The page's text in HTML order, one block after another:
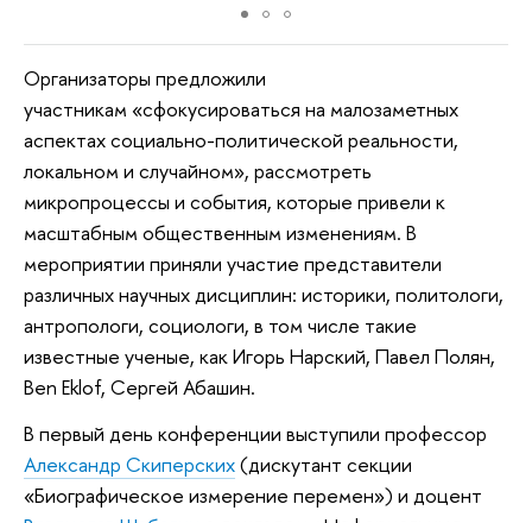
Организаторы предложили
участникам «сфокусироваться на малозаметных
аспектах социально-политической реальности,
локальном и случайном», рассмотреть
микропроцессы и события, которые привели к
масштабным общественным изменениям. В
мероприятии приняли участие представители
различных научных дисциплин: историки, политологи,
антропологи, социологи, в том числе такие
известные ученые, как Игорь Нарский, Павел Полян,
Ben Eklof, Сергей Абашин.
В первый день конференции выступили профессор
Александр Скиперских(дискутант секции
«Биографическое измерение перемен») и доцент